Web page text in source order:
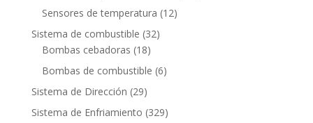
Sensores de temperatura 1212
Sistema de combustible 3232
Bombas cebadoras 1818
productos
Bombas de combustible 66
Sistema de Dirección 2929
productos
Sistema de Enfriamiento 329329